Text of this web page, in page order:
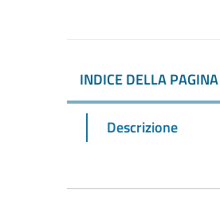
INDICE DELLA PAGINA
Descrizione